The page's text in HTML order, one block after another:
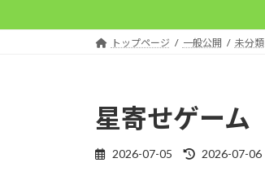
プ
動
トップページ 一般公開 未分類
星寄せゲーム
2026-07-05
最
2026-07-06